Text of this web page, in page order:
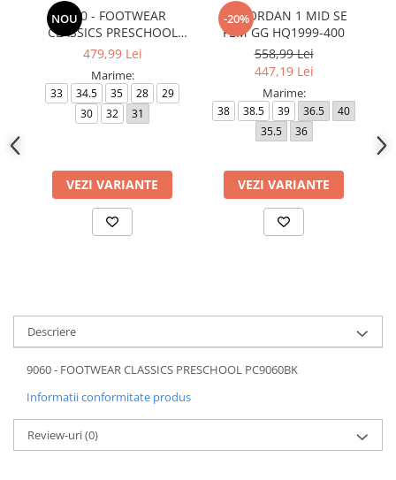
NOU
9060 - FOOTWEAR
CLASSICS PRESCHOOL
PC9060GY
479,99 Lei
Marime:
33 34.5 35 28
29
30
32 31
VEZI VARIANTE
-20%
AIR JORDAN 1 MID SE
FEM GG HQ1999-400
558,99 Lei
447,19 Lei
Marime:
38 38.5 39 36.5
40
35.5
36
VEZI VARIANTE
Descriere
9060 - FOOTWEAR CLASSICS PRESCHOOL PC9060BK
Informatii conformitate produs
Review-uri(0)